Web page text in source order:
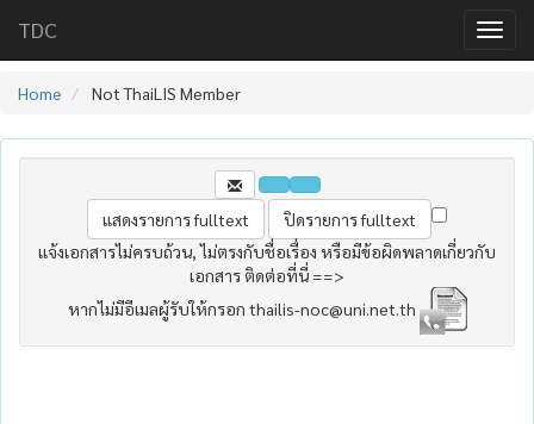
TDC
Home Not ThaiLIS Member
แจ้งเอกสารไม่ครบถ้วน, ไม่ตรงกับชื่อเรื่อง หรือมีข้อผิดพลาดเกี่ยวกับ
เอกสาร ติดต่อที่นี่ ==>
หากไม่มีอีเมลผู้รับให้กรอก thailis-noc@uni.net.th